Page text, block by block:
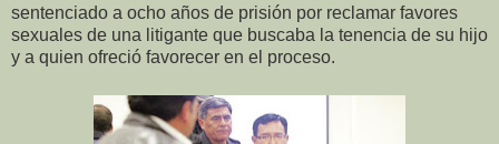
sentenciado a ocho años de prisión por reclamar favores
sexuales de una litigante que buscaba la tenencia de su hijo
y a quien ofreció favorecer en el proceso.